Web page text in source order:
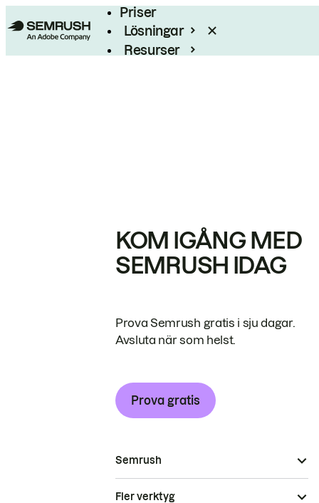
Priser
Lösningar
Resurser
KOM IGÅNG MED
SEMRUSH IDAG
Prova Semrush gratis i sju dagar.
Avsluta när som helst.
Prova gratis
Semrush
Fler verktyg